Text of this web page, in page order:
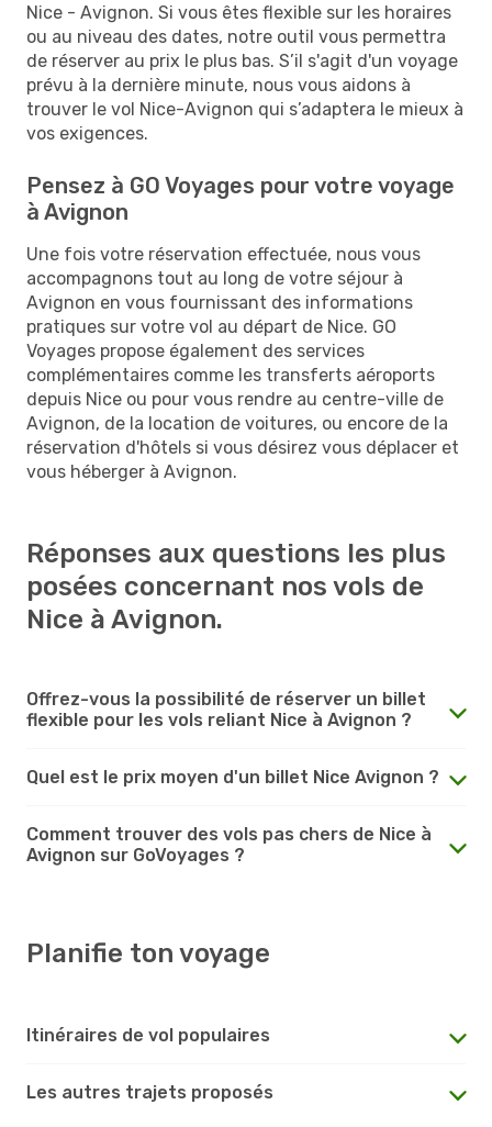
Nice - Avignon. Si vous êtes flexible sur les horaires
ou au niveau des dates, notre outil vous permettra
de réserver au prix le plus bas. S’il s'agit d'un voyage
prévu à la dernière minute, nous vous aidons à
trouver le vol Nice-Avignon qui s’adaptera le mieux à
vos exigences.
Pensez à GO Voyages pour votre voyage
à Avignon
Une fois votre réservation effectuée, nous vous
accompagnons tout au long de votre séjour à
Avignon en vous fournissant des informations
pratiques sur votre vol au départ de Nice. GO
Voyages propose également des services
complémentaires comme les transferts aéroports
depuis Nice ou pour vous rendre au centre-ville de
Avignon, de la location de voitures, ou encore de la
réservation d'hôtels si vous désirez vous déplacer et
vous héberger à Avignon.
Réponses aux questions les plus
posées concernant nos vols de
Nice à Avignon.
Offrez-vous la possibilité de réserver un billet
flexible pour les vols reliant Nice à Avignon ?
Quel est le prix moyen d'un billet Nice Avignon ?
Comment trouver des vols pas chers de Nice à
Avignon sur GoVoyages ?
Planifie ton voyage
Itinéraires de vol populaires
Les autres trajets proposés